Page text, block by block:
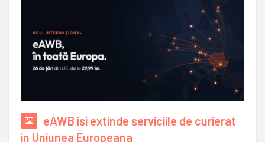
eAWB isi extinde serviciile de curierat
in Uniunea Europeana